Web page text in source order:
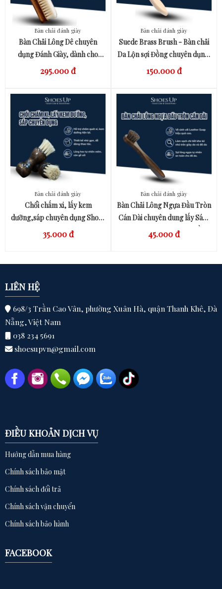
QUICK VIEW
Bàn chải đánh giày
Bàn Chải Lông Dê chuyên
dụng Đánh Giày, dành cho
bước hoàn thiện
295.000 đ
QUICK VIEW
Bàn chải đánh giày
Suede Brass Brush - Bàn chải
Da Lộn sợi Đồng chuyên dụng,
mật độ sợi cao
150.000 đ
QUICK VIEW
Bàn chải đánh giày
Chổi chấm xi, lấy kem
dưỡng,sáp chuyên dụng Shoes
Up
35.000 đ
QUICK VIEW
Bàn chải đánh giày
Bàn Chải Lông Ngựa Đầu Tròn
Cán Dài chuyên dung lấy Sáp,
Kem - Vệ sinh Giày Da & Đồ Da
45.000 đ
LIÊN HỆ
698/3 Trần Cao Vân, phường Xuân Hà, quận Thanh Khê, Đà
Nẵng, Việt Nam
038 234 5691
shoesupvn@gmail.com
ĐIỀU KHOẢN DỊCH VỤ
Hướng dẫn mua hàng
Chính sách bảo mật
Chính sách đổi trả
Chính sách vận chuyển
Chính sách bảo hành
FACEBOOK